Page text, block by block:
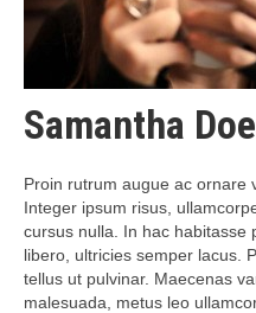
Samantha Doe
Proin rutrum augue ac ornare
Integer ipsum risus,
cursus nulla. In hac habitasse
libero, ultricies semper lacus.
tellus ut pulvinar. Maecenas
malesuada, metus leo